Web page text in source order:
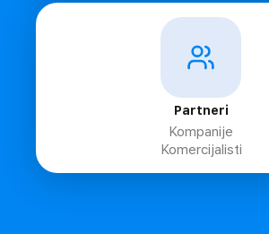
Partneri
Kompanije
Komercijalisti